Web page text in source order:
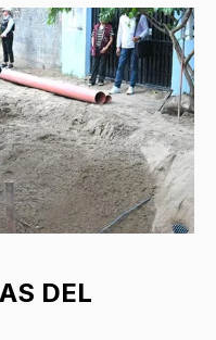
DEL